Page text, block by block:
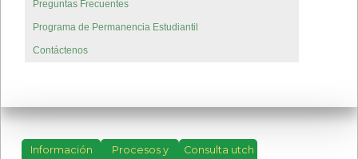
Preguntas Frecuentes
Programa de Permanencia Estudiantil
Contáctenos
Información
Procesos y
Consulta utch